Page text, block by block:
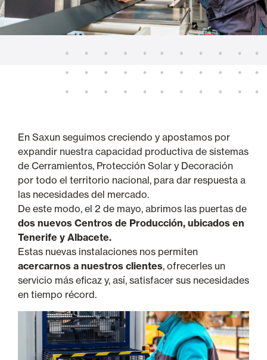
En Saxun seguimos creciendo y apostamos por
expandir nuestra capacidad productiva de sistemas
de Cerramientos, Protección Solar y Decoración
por todo el territorio nacional, para dar respuesta a
las necesidades del mercado.
De este modo, el 2 de mayo, abrimos las puertas de
dos nuevos Centros de Producción, ubicados en
Tenerife y Albacete.
Estas nuevas instalaciones nos permiten
acercarnos a nuestros clientes, ofrecerles un
servicio más eficaz y, así, satisfacer sus necesidades
en tiempo récord.